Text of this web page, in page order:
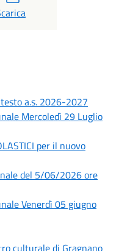
a.s. 2026-2027
Mercoledì 29 Luglio
per il nuovo
del 5/06/2026 ore
Venerdì 05 giugno
culturale di Gragnano